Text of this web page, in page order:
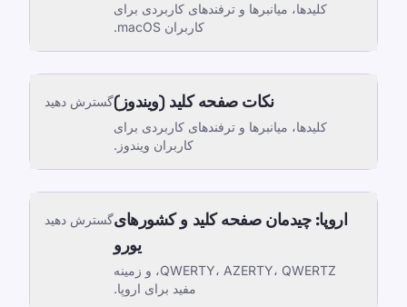
کلیدها، میانبرها و ترفندهای کاربردی برای
کاربران macOS.
نکات صفحه کلید (ویندوز)
کلیدها، میانبرها و ترفندهای کاربردی برای
کاربران ویندوز.
گسترش دهید
اروپا: چیدمان صفحه کلید و کشورهای
یورو
QWERTY، AZERTY، QWERTZ، و زمینه
مفید برای اروپا.
گسترش دهید